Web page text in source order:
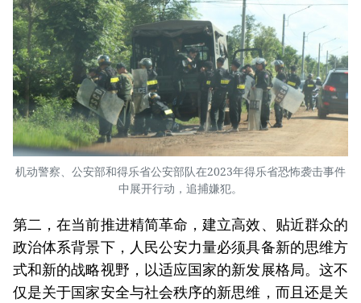
机动警察、公安部和得乐省公安部队在2023年得乐省恐怖袭击事件
中展开行动，追捕嫌犯。
第二，在当前推进精简革命，建立高效、贴近群众的
政治体系背景下，人民公安力量必须具备新的思维方
式和新的战略视野，以适应国家的新发展格局。这不
仅是关于国家安全与社会秩序的新思维，而且还是关